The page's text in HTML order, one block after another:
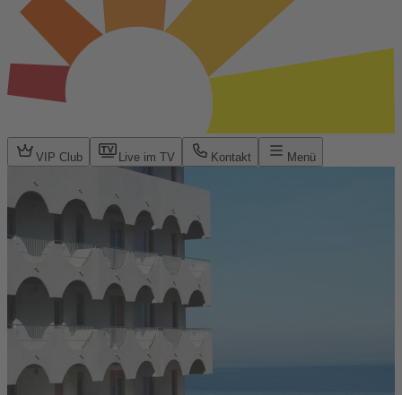
VIP Club Live im TV Kontakt Menü